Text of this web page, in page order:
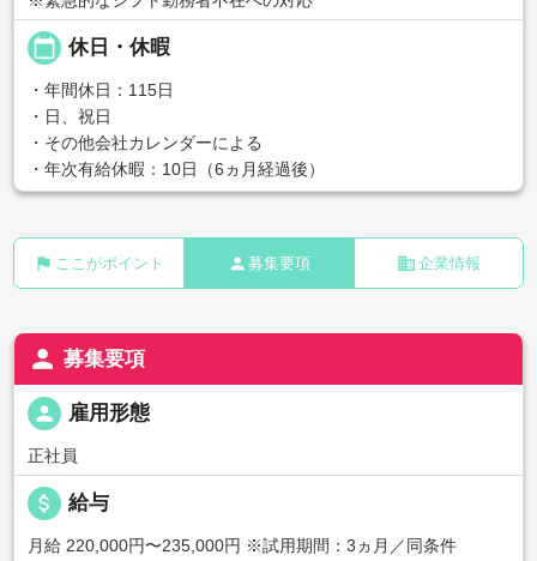
calendar_today 休日・休暇
・年間休日：115日
・日、祝日
・その他会社カレンダーによる
・年次有給休暇：10日（6ヵ月経過後）
flag ここがポイント person 募集要項 business 企業情報
person 募集要項
person 雇用形態
正社員
attach_money 給与
月給 220,000円〜235,000円 ※試用期間：3ヵ月／同条件